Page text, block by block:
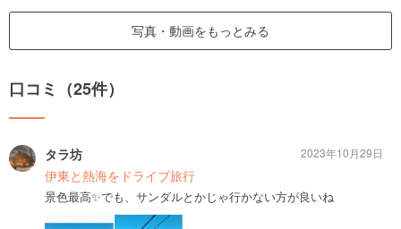
写真・動画をもっとみる
口コミ（25件）
タラ坊
伊東と熱海をドライブ旅行
景色最高✨でも、サンダルとかじゃ行かない方が良いね
2023年10月29日